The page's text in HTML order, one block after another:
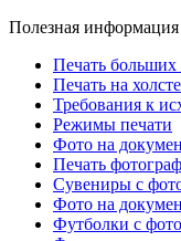
Полезная информация
Печать больших
Печать на
Требования к
Режимы печати
Фото на
Печать
Сувениры с
Фото на
Футболки с фото